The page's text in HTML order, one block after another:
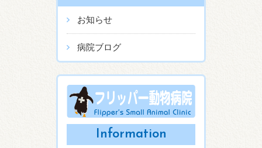
お知らせ
病院ブログ
Information